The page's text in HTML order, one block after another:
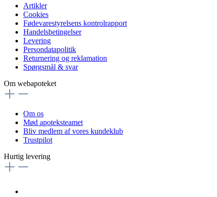
Artikler
Cookies
Fødevarestyrelsens kontrolrapport
Handelsbetingelser
Levering
Persondatapolitik
Returnering og reklamation
Spørgsmål & svar
Om webapoteket
Om os
Mød apoteksteamet
Bliv medlem af vores kundeklub
Trustpilot
Hurtig levering